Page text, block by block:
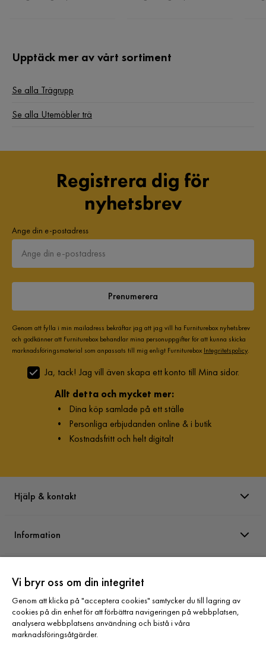
Upptäck mer av vårt sortiment
Se alla Trägrupp
Se alla Utemöbler trä
Registrera dig för
nyhetsbrev
Ange din e-postadress
Prenumerera
Genom att fylla i min mailadress bekräftar jag att jag vill ha Furniturebox nyhetsbrev
och godkänner att Furniturebox behandlar mina personuppgifter för att kunna skicka
marknadsföringsmaterial som anpassats till mig enligt Furniturebox Integritetspolicy.
Ja, tack! Jag vill även skapa ett konto till Mina sidor.
Allt detta och mycket mer:
• Dina köp samlade på ett ställe
• Personliga erbjudanden online & i butik
• Kostnadsfritt och helt digitalt
Hjälp & kontakt
Information
Sortiment
Vi bryr oss om din integritet
Genom att klicka på "acceptera cookies" samtycker du till lagring av
cookies på din enhet för att förbättra navigeringen på webbplatsen,
analysera webbplatsens användning och bistå i våra
marknadsföringsåtgärder.